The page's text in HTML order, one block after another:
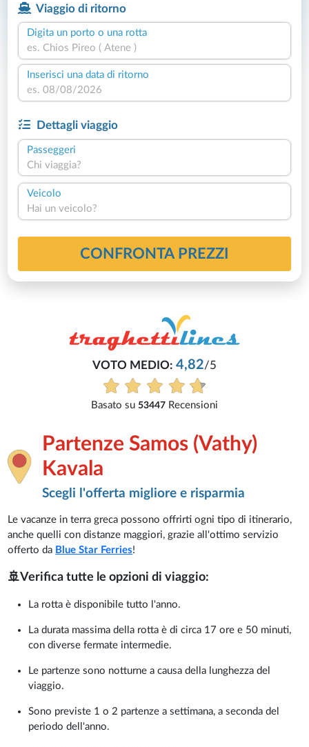
Viaggio di ritorno
Digita un porto o una rotta
Inserisci una data di ritorno
Dettagli viaggio
Passeggeri
Chi viaggia?
Veicolo
Hai un veicolo?
CONFRONTA PREZZI
Partenze Samos (Vathy)
Kavala
Scegli l'offerta migliore e risparmia
Le vacanze in terra greca possono offrirti ogni tipo di itinerario,
anche quelli con distanze maggiori, grazie all'ottimo servizio
offerto da Blue Star Ferries!
🚢Verifica tutte le opzioni di viaggio:
La rotta è disponibile tutto l'anno.
La durata massima della rotta è di circa 17 ore e 50 minuti,
con diverse fermate intermedie.
Le partenze sono notturne a causa della lunghezza del
viaggio.
Sono previste 1 o 2 partenze a settimana, a seconda del
periodo dell'anno.